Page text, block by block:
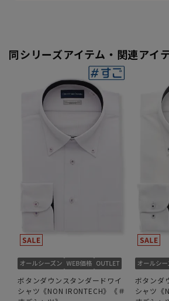
同シリーズアイテム・関連アイ
ボタンダウンスタンダードワイ
シャツ《NON IRONTECH》《＃
ボタンダ
シャツ《